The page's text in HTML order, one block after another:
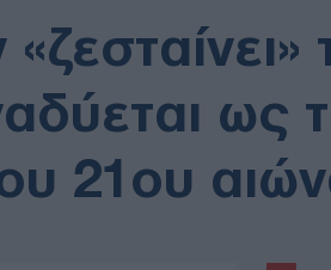
ΥΓΕΙΑ
ΑΡΘΡΟΓΡΑΦΙΑ
ως
21ου